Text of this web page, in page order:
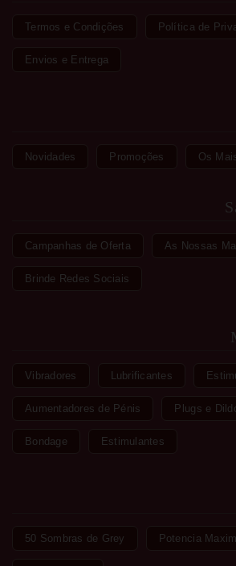
Termos e Condições Política de
Envios e Entrega
Novidades Promoções Os
Campanhas de Oferta As Nossas
Brinde Redes Sociais
Vibradores Lubrificantes
Aumentadores de Pénis Plugs e
Bondage Estimulantes
50 Sombras de Grey Potencia